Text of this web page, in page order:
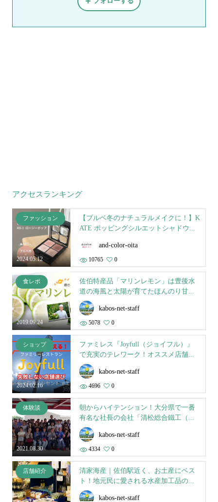
アクセスランキング
2024.05.12
ファッション
【ブルベ冬のナチュラルメイクに！】K
ATE ポッピングシルエットシャドウ...
and-color-oita
10765 0
2019.09.24
食レポ
佐伯特産品「マリンレモン」は豊後水
道の海風と太陽が育てたほんのり甘...
kabos-net-staff
5078 0
2024.02.16
ショップ
ファミレス『Joyfull（ジョイフル）』
で充実のテレワーク！オススメ店舗...
kabos-net-staff
4696 0
2021.08.30
体験談
朝からハイテンション！大分県で一番
有名な社長の会社「清松総合鐵工（...
kabos-net-staff
4334 0
店舗紹介
清家海産｜佐伯駅近く、お土産にベス
ト！地元民に愛される水産加工品の...
kabos-net-staff